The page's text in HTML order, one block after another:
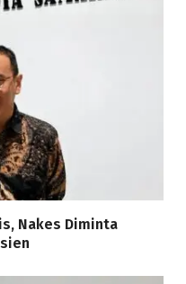
Nakes Diminta